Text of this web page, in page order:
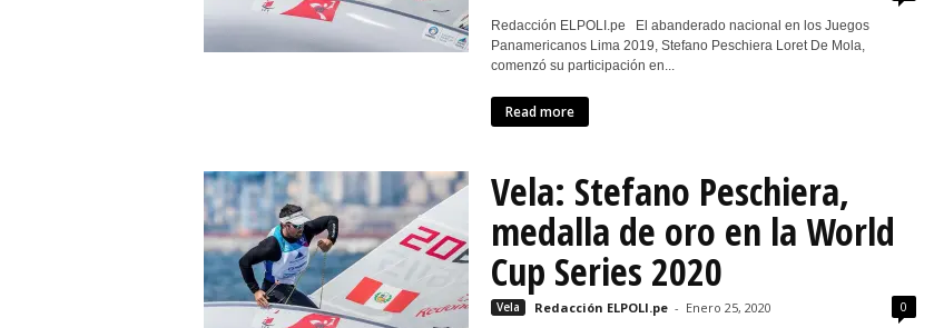
Redacción ELPOLI.pe El abanderado nacional en los Juegos
Panamericanos Lima 2019, Stefano Peschiera Loret De Mola,
comenzó su participación en...
Read more
Vela: Stefano Peschiera,
medalla de oro en la World
Cup Series 2020
Vela Redacción ELPOLI.pe - Enero 25, 2020 0